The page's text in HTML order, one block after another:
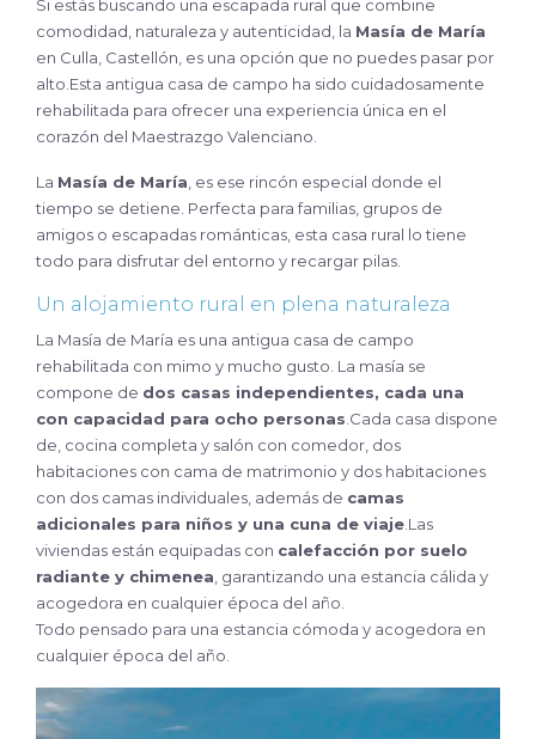
Si estás buscando una escapada rural que combine
comodidad, naturaleza y autenticidad, la Masía de María
en Culla, Castellón, es una opción que no puedes pasar por
alto.Esta antigua casa de campo ha sido cuidadosamente
rehabilitada para ofrecer una experiencia única en el
corazón del Maestrazgo Valenciano.
La Masía de María , es ese rincón especial donde el
tiempo se detiene. Perfecta para familias, grupos de
amigos o escapadas románticas, esta casa rural lo tiene
todo para disfrutar del entorno y recargar pilas.​
Un alojamiento rural en plena naturaleza
La Masía de María es una antigua casa de campo
rehabilitada con mimo y mucho gusto. La masía se
compone de dos casas independientes, cada una
con capacidad para ocho personas .Cada casa dispone
de, cocina completa y salón con comedor, dos
habitaciones con cama de matrimonio y dos habitaciones
con dos camas individuales, además de camas
adicionales para niños y una cuna de viaje .Las
viviendas están equipadas con calefacción por suelo
radiante y chimenea , garantizando una estancia cálida y
acogedora en cualquier época del año.
Todo pensado para una estancia cómoda y acogedora en
cualquier época del año.